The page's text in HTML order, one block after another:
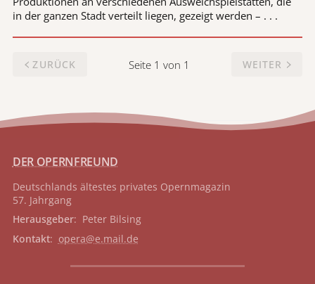
in der ganzen Stadt verteilt liegen, gezeigt werden – . . .
ZURÜCK Seite 1 von 1 WEITER
DER OPERNFREUND
Deutschlands ältestes privates Opernmagazin
57. Jahrgang
Herausgeber: Peter Bilsing
Kontakt: opera@e.mail.de